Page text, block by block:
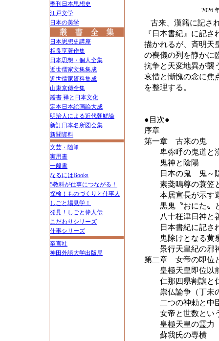
季刊日本思想史
江戸文学
日本の美学
日本思想史講座
相良亨著作集
日本思想・個人全集
近世儒家文集集成
近世儒家資料集成
山東京傳全集
叢書 禅と日本文化
定本日本絵画論大成
明治人による近代朝鮮論
新訂日本名所図会集
新聞資料
文芸・随筆
実用書
一般書
なるにはBooks
5教科が仕事につながる！
探検！ものづくりと仕事人
しごと場見学！
発見！しごと偉人伝
こだわりシリーズ
仕事シリーズ
至言社
神田外語大学出版局
2026
古来、漢籍に記さ
『日本書紀』に記
描かれるが、斉明天
の喪儀の列を静かに
抗争と天変地異が襲
哀惜と慚愧の念に焦
を整理する。
●目次●
序章
第一章 古来の鬼
卑弥呼の鬼道と
鬼神と陰陽
日本の鬼 鬼～隠
素戔嗚尊の蓑笠と
本居宣長が示す迦
黒鬼〝おにた〟と
八十枉津日神と
日本書紀に記され
鬼除けとなる黄
景行天皇紀の邪神
第二章 女帝の即位
皇極天皇即位以
仁那四県割譲と
祟仏論争（丁未
二つの神勅と中
女帝と世数とい
皇極天皇の霊力
蘇我氏の専横